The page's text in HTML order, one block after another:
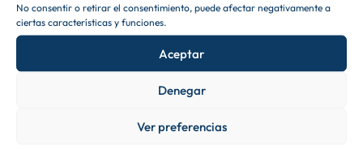
No consentir o retirar el consentimiento, puede afectar negativamente a
ciertas características y funciones.
Aceptar
Denegar
Ver preferencias